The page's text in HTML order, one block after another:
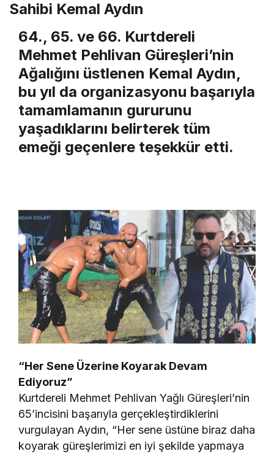
Sahibi Kemal Aydın
64., 65. ve 66. Kurtdereli
Mehmet Pehlivan Güreşleri’nin
Ağalığını üstlenen Kemal Aydın,
bu yıl da organizasyonu başarıyla
tamamlamanın gururunu
yaşadıklarını belirterek tüm
emeği geçenlere teşekkür etti.
“Her Sene Üzerine Koyarak Devam
Ediyoruz”
Kurtdereli Mehmet Pehlivan Yağlı Güreşleri’nin
65’incisini başarıyla gerçekleştirdiklerini
vurgulayan Aydın, “Her sene üstüne biraz daha
koyarak güreşlerimizi en iyi şekilde yapmaya